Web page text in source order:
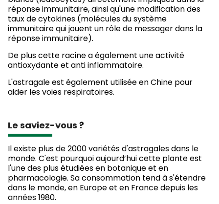
réponse immunitaire, ainsi qu'une modification des
taux de cytokines (molécules du système
immunitaire qui jouent un rôle de messager dans la
réponse immunitaire).
De plus cette racine a également une activité
antioxydante et anti inflammatoire.
L'astragale est également utilisée en Chine pour
aider les voies respiratoires.
Le saviez-vous ?
Il existe plus de 2000 variétés d'astragales dans le
monde. C'est pourquoi aujourd’hui cette plante est
l'une des plus étudiées en botanique et en
pharmacologie. Sa consommation tend à s'étendre
dans le monde, en Europe et en France depuis les
années 1980.